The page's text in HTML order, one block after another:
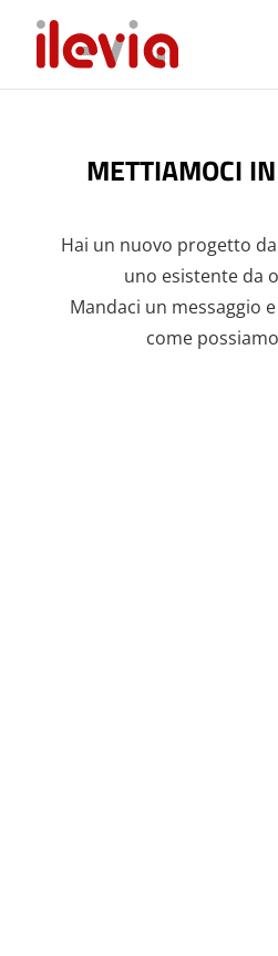
METTIAMOCI
Hai un nuovo progetto
uno esistente da
Mandaci un messaggio
come